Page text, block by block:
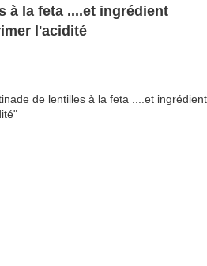
à la feta ....et ingrédient
l'acidité